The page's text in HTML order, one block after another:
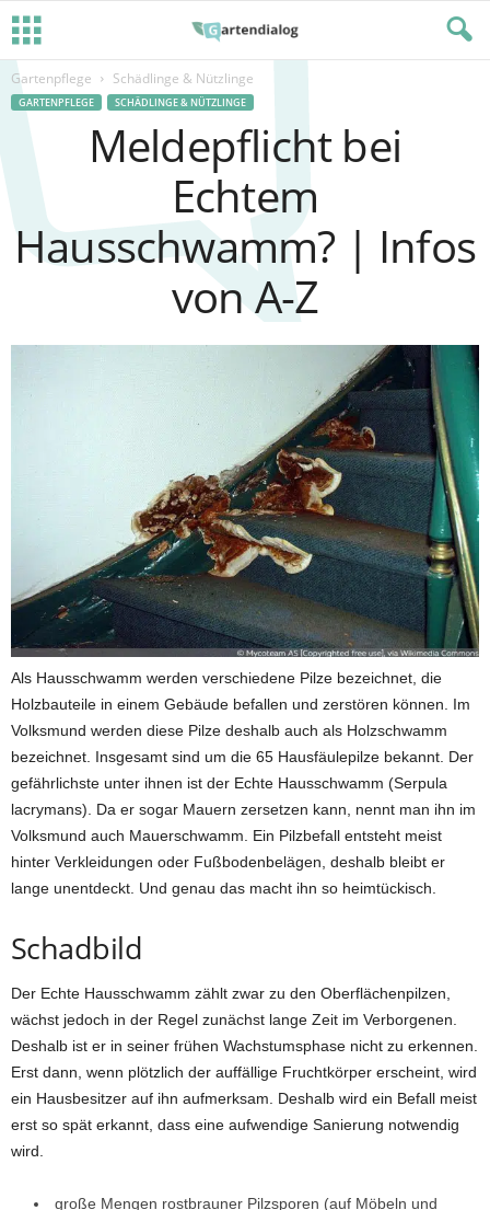
Gartenpflege Schädlinge & Nützlinge
GARTENPFLEGE SCHÄDLINGE & NÜTZLINGE
Meldepflicht bei
Echtem
Hausschwamm? | Infos
von A-Z
Als Hausschwamm werden verschiedene Pilze bezeichnet, die
Holzbauteile in einem Gebäude befallen und zerstören können. Im
Volksmund werden diese Pilze deshalb auch als Holzschwamm
bezeichnet. Insgesamt sind um die 65 Hausfäulepilze bekannt. Der
gefährlichste unter ihnen ist der Echte Hausschwamm (Serpula
lacrymans). Da er sogar Mauern zersetzen kann, nennt man ihn im
Volksmund auch Mauerschwamm. Ein Pilzbefall entsteht meist
hinter Verkleidungen oder Fußbodenbelägen, deshalb bleibt er
lange unentdeckt. Und genau das macht ihn so heimtückisch.
Schadbild
Der Echte Hausschwamm zählt zwar zu den Oberflächenpilzen,
wächst jedoch in der Regel zunächst lange Zeit im Verborgenen.
Deshalb ist er in seiner frühen Wachstumsphase nicht zu erkennen.
Erst dann, wenn plötzlich der auffällige Fruchtkörper erscheint, wird
ein Hausbesitzer auf ihn aufmerksam. Deshalb wird ein Befall meist
erst so spät erkannt, dass eine aufwendige Sanierung notwendig
wird.
große Mengen rostbrauner Pilzsporen (auf Möbeln und